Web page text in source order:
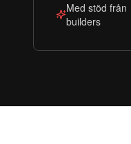
Med stöd från
builders